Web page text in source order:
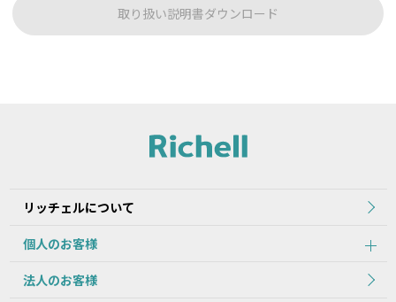
ない場合には本サービスをご利用いただけないものとします。
本サイトに公開されている本データ等は、原則として製品が発売さ
れた当初のものを掲載しています。
製品本体に同梱されている本データ等の内容と異なる場合がありま
す。
取り扱い説明書ダウンロード
リッチェルについて
個人のお客様
法人のお客様